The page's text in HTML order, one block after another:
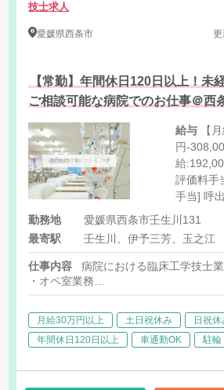
技士求人
愛媛県西条市
【常勤】年間休日120日以上！未
ご相談可能な病院でのお仕事＠西
給与
円-
給
評価料手
手当] 呼
勤務地
愛媛県西条市壬生川131
最寄駅
壬生川、伊予三芳、玉之江
仕事内容
病院における臨床工学技士
・オペ室業務
・医療機器管理業務
月給30万円以上 土日祝休み
日祝休
年間休日120日以上
車通勤OK 駐輪